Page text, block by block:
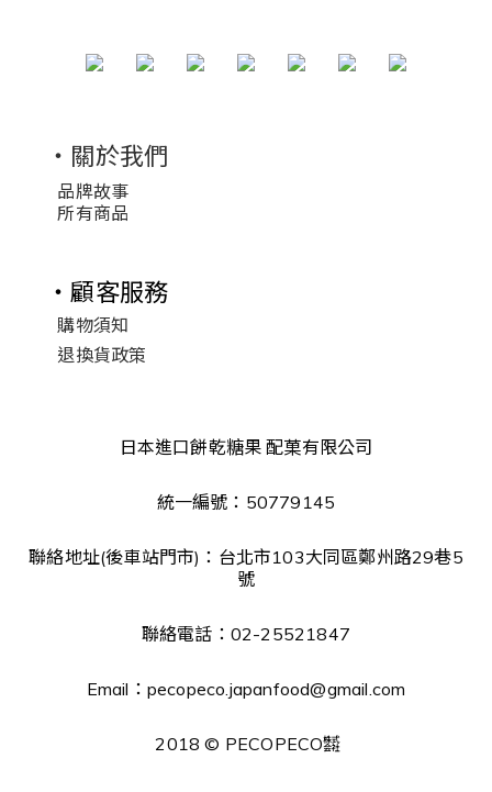
・關於我們
品牌故事
所有商品
・顧客服務
購物須知
退換貨政策
日本進口餅乾糖果 配菓有限公司
統一編號：50779145
聯絡地址(後車站門市)：台北市103大同區鄭州路29巷5
號
聯絡電話：02-25521847
Email：pecopeco.japanfood@gmail.com
2018 © PECOPECO㍿